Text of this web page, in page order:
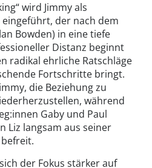
wird Jimmy als
der nach dem
Bowden) in eine tiefe
Distanz beginnt
radikal ehrliche Ratschläge
Fortschritte bringt.
die Beziehung zu
während
Gaby und Paul
Liz langsam aus seiner
der Fokus stärker auf